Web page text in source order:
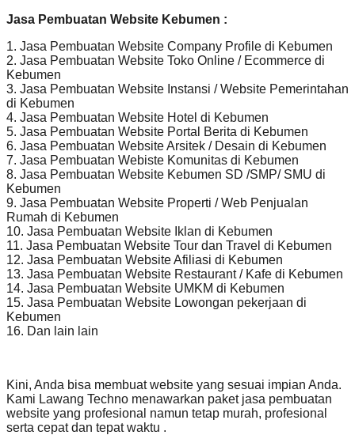
Jasa Pembuatan Website Kebumen :
1. Jasa Pembuatan Website Company Profile di Kebumen
2. Jasa Pembuatan Website Toko Online / Ecommerce di
Kebumen
3. Jasa Pembuatan Website Instansi / Website Pemerintahan
di Kebumen
4. Jasa Pembuatan Website Hotel di Kebumen
5. Jasa Pembuatan Website Portal Berita di Kebumen
6. Jasa Pembuatan Website Arsitek / Desain di Kebumen
7. Jasa Pembuatan Webiste Komunitas di Kebumen
8. Jasa Pembuatan Website Kebumen SD /SMP/ SMU di
Kebumen
9. Jasa Pembuatan Website Properti / Web Penjualan
Rumah di Kebumen
10. Jasa Pembuatan Website Iklan di Kebumen
11. Jasa Pembuatan Website Tour dan Travel di Kebumen
12. Jasa Pembuatan Website Afiliasi di Kebumen
13. Jasa Pembuatan Website Restaurant / Kafe di Kebumen
14. Jasa Pembuatan Website UMKM di Kebumen
15. Jasa Pembuatan Website Lowongan pekerjaan di
Kebumen
16. Dan lain lain
Kini, Anda bisa membuat website yang sesuai impian Anda.
Kami Lawang Techno menawarkan paket jasa pembuatan
website yang profesional namun tetap murah, profesional
serta cepat dan tepat waktu .